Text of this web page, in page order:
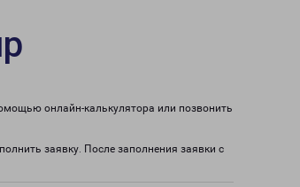
онлайн-калькулятора или позвонить
заявку. После заполнения заявки с